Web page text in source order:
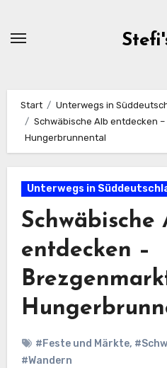
Start
Unterwegs in
Schwäbische Alb entdecken
Hungerbrunnental
Unterwegs in
Schwäbische
entdecken –
#Feste und Märkte,
#Wandern